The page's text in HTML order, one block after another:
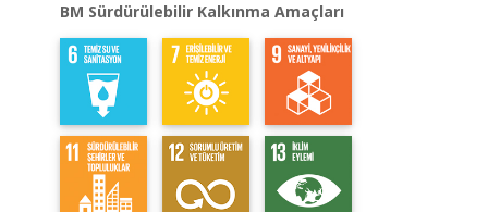
BM Sürdürülebilir Kalkınma Amaçları